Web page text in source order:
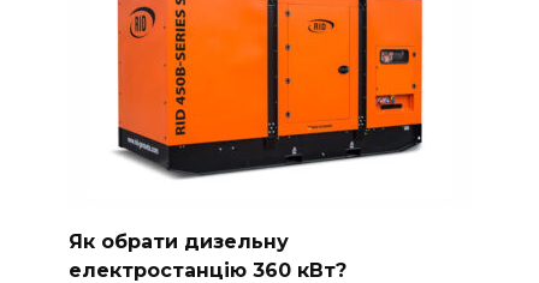
Як обрати дизельну
електростанцію 360 кВт?